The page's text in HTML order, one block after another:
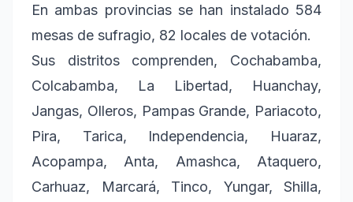
En ambas provincias se han instalado 584
mesas de sufragio, 82 locales de votación.
Sus distritos comprenden, Cochabamba,
Colcabamba, La Libertad, Huanchay,
Jangas, Olleros, Pampas Grande, Pariacoto,
Pira, Tarica, Independencia, Huaraz,
Acopampa, Anta, Amashca, Ataquero,
Carhuaz, Marcará, Tinco, Yungar, Shilla,